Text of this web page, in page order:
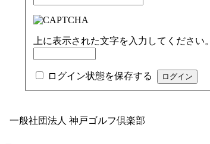
上に表示された文字を入力してください。
ログイン状態を保存する
一般社団法人 神戸ゴルフ倶楽部